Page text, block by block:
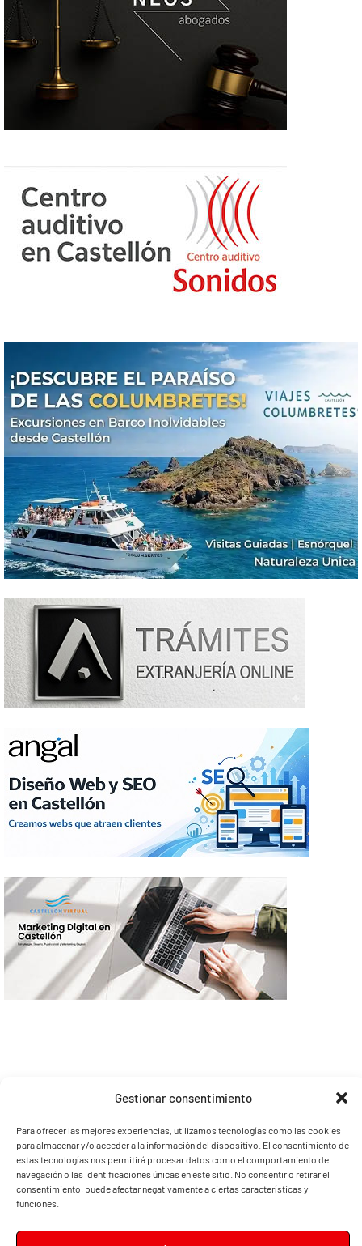
Gestionar consentimiento
Para ofrecer las mejores experiencias, utilizamos tecnologías como las cookies
para almacenar y/o acceder a la información del dispositivo. El consentimiento de
estas tecnologías nos permitirá procesar datos como el comportamiento de
navegación o las identificaciones únicas en este sitio. No consentir o retirar el
consentimiento, puede afectar negativamente a ciertas características y
funciones.